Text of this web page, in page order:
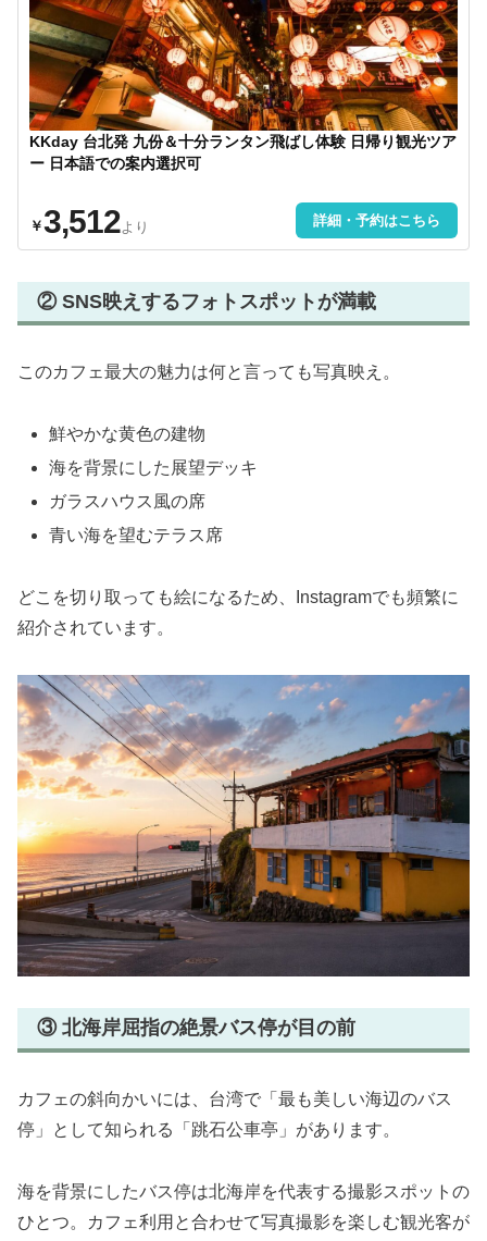
KKday 台北発 九份＆十分ランタン飛ばし体験 日帰り観光ツア
ー 日本語での案内選択可
￥3,512より 詳細・予約はこちら
② SNS映えするフォトスポットが満載
このカフェ最大の魅力は何と言っても写真映え。
鮮やかな黄色の建物
海を背景にした展望デッキ
ガラスハウス風の席
青い海を望むテラス席
どこを切り取っても絵になるため、Instagramでも頻繁に
紹介されています。
③ 北海岸屈指の絶景バス停が目の前
カフェの斜向かいには、台湾で「最も美しい海辺のバス
停」として知られる「跳石公車亭」があります。
海を背景にしたバス停は北海岸を代表する撮影スポットの
ひとつ。カフェ利用と合わせて写真撮影を楽しむ観光客が